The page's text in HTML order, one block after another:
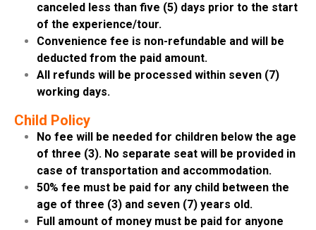
canceled less than five (5) days prior to the start
of the experience/tour.
Convenience fee is non-refundable and will be
deducted from the paid amount.
All refunds will be processed within seven (7)
working days.
Child Policy
No fee will be needed for children below the age
of three (3). No separate seat will be provided in
case of transportation and accommodation.
50% fee must be paid for any child between the
age of three (3) and seven (7) years old.
Full amount of money must be paid for anyone